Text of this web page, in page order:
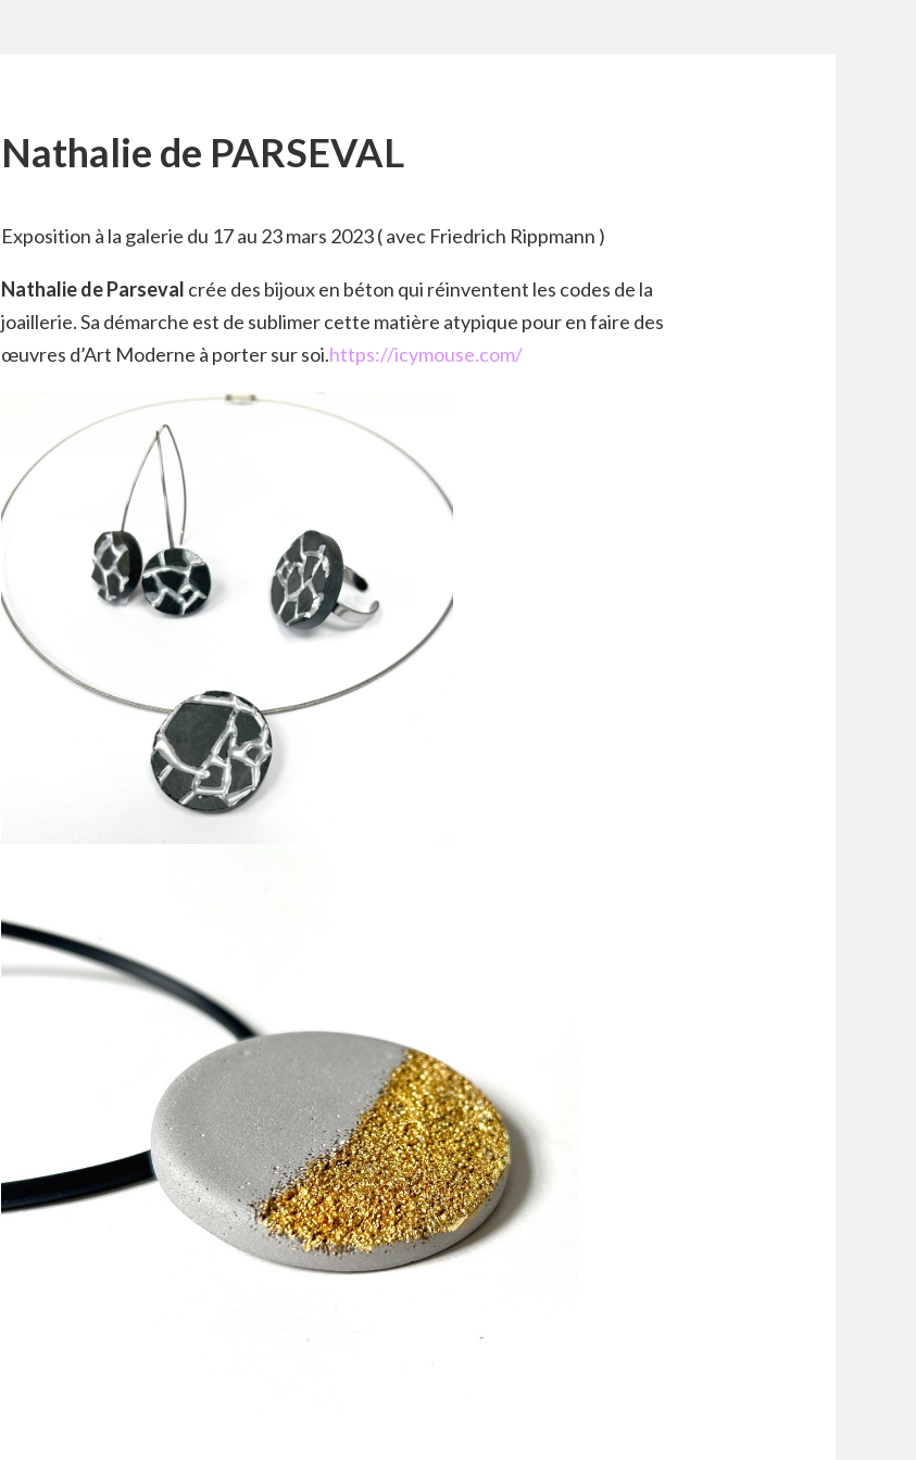
Nathalie de PARSEVAL
Exposition à la galerie du 17 au 23 mars 2023 ( avec Friedrich Rippmann )
Nathalie de Parseval crée des bijoux en béton qui réinventent les codes de la
joaillerie. Sa démarche est de sublimer cette matière atypique pour en faire des
œuvres d’Art Moderne à porter sur soi.https://icymouse.com/